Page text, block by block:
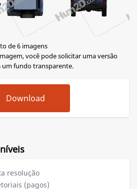
de 6 imagens
você pode solicitar uma versão
um fundo transparente.
resolução
(pagos)